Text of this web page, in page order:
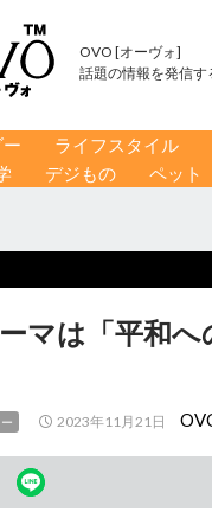
OVO [オーヴォ]
話題の情報を発信す
ライフスタイル
デジもの ペット
マは「平和
2023年11月21日